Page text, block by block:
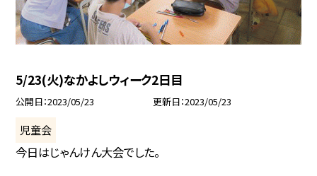
5/23(火)なかよしウィーク2日目
公開日 2023/05/23 更新日 2023/05/23
児童会
今日はじゃんけん大会でした。